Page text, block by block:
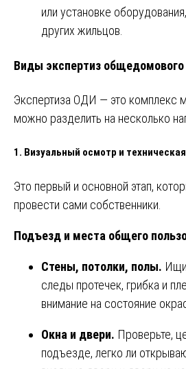
или установке
других жильцов.
Виды экспертиз
Экспертиза ОДИ — это комплекс
можно разделить на несколько
1. Визуальный осмотр и
Это первый и основной этап,
провести сами собственники.
Подъезд и места общего
Стены, потолки, полы.
следы протечек, грибка и
внимание на состояние
Окна и двери. Проверьте,
подъезде, легко ли